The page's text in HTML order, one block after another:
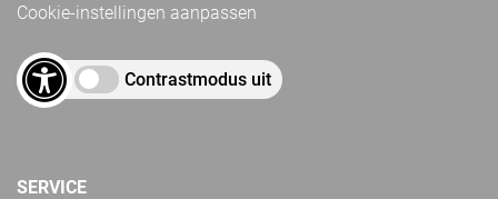
Cookie-instellingen aanpassen
Contrastmodus uit
SERVICE